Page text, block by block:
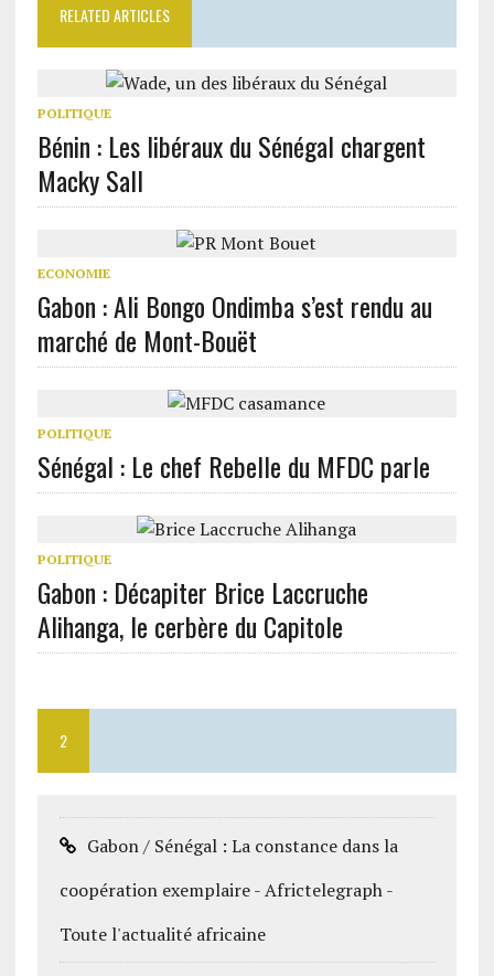
RELATED ARTICLES
POLITIQUE
Bénin : Les libéraux du Sénégal chargent
Macky Sall
ECONOMIE
Gabon : Ali Bongo Ondimba s’est rendu au
marché de Mont-Bouët
POLITIQUE
Sénégal : Le chef Rebelle du MFDC parle
POLITIQUE
Gabon : Décapiter Brice Laccruche
Alihanga, le cerbère du Capitole
2
Gabon / Sénégal : La constance dans la
coopération exemplaire - Africtelegraph -
Toute l'actualité africaine